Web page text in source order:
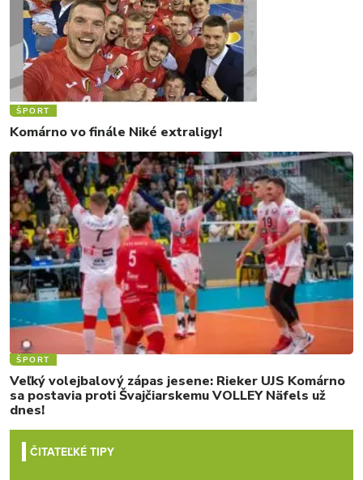
ŠPORT
Komárno vo finále Niké extraligy!
ŠPORT
Veľký volejbalový zápas jesene: Rieker UJS Komárno
sa postavia proti Švajčiarskemu VOLLEY Näfels už
dnes!
ČITATEĽKÉ TIPY